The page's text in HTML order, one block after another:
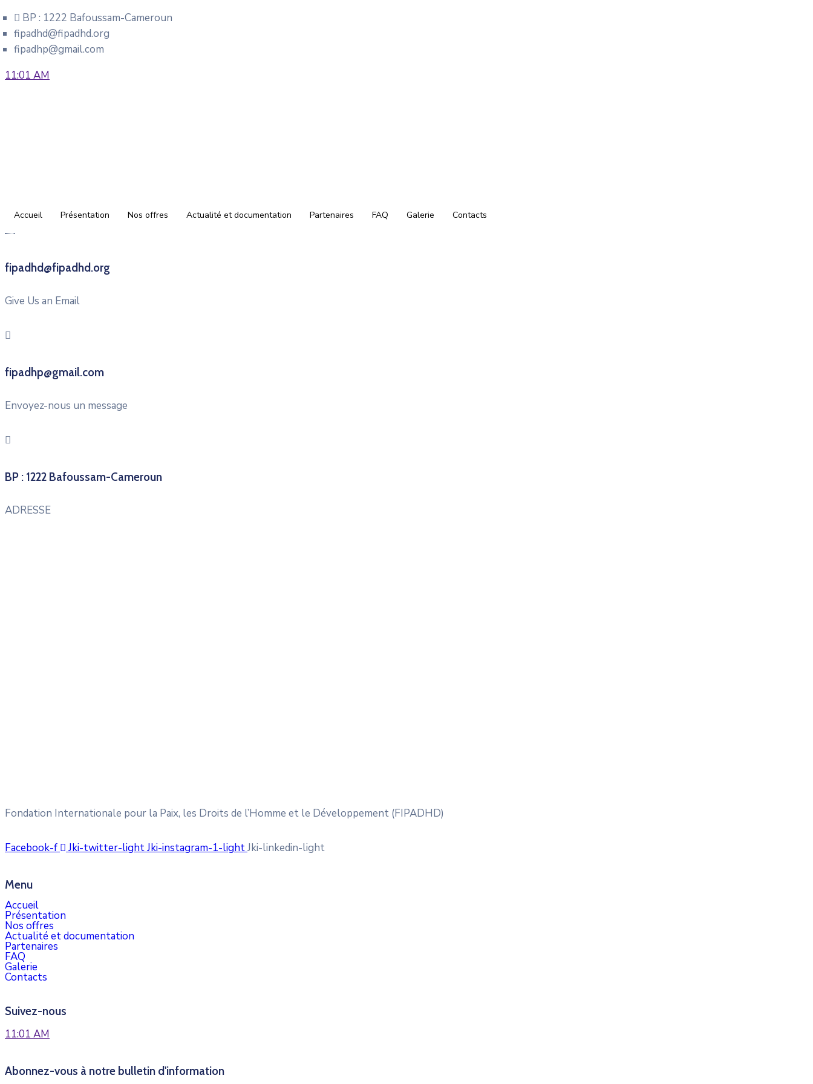
BP : 1222 Bafoussam-Cameroun
fipadhd@fipadhd.org
fipadhp@gmail.com
11:01 AM
Accueil Présentation Nos offres Actualité et documentation Partenaires FAQ Galerie Contacts
fipadhd@fipadhd.org
Give Us an Email
fipadhp@gmail.com
Envoyez-nous un message
BP : 1222 Bafoussam-Cameroun
ADRESSE
Fondation Internationale pour la Paix, les Droits de l’Homme et le Développement (FIPADHD)
Facebook-f Jki-twitter-lightJki-instagram-1-lightJki-linkedin-light
Menu
Accueil
Présentation
Nos offres
Actualité et documentation
Partenaires
FAQ
Galerie
Contacts
Suivez-nous
11:01 AM
Abonnez-vous à notre bulletin d'information